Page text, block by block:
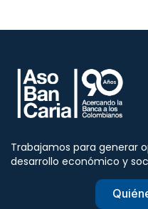
Trabajamos para generar
desarrollo económico y